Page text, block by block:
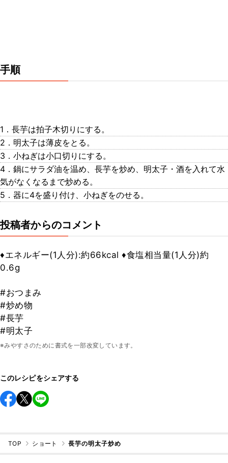
手順
1​．長芋は拍子木切りにする。
2​．明太子は薄皮をとる。
3​．小ねぎは小口切りにする。
4．​鍋にサラダ油を温め、長芋を炒め、明太子・酒を入れて水
気がなくなるまで炒める。
5​．器に4を盛り付け、小ねぎをのせる。
投稿者からのコメント
♦︎エネルギー(1人分):約66kcal ♦︎食塩相当量(1人分)約
0.6g
#おつまみ
#炒め物
#長芋
#明太子
※みやすさのために書式を一部改変しています。
このレシピをシェアする
TOP ショート 長芋の明太子炒め